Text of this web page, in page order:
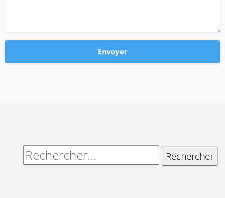
Rechercher :